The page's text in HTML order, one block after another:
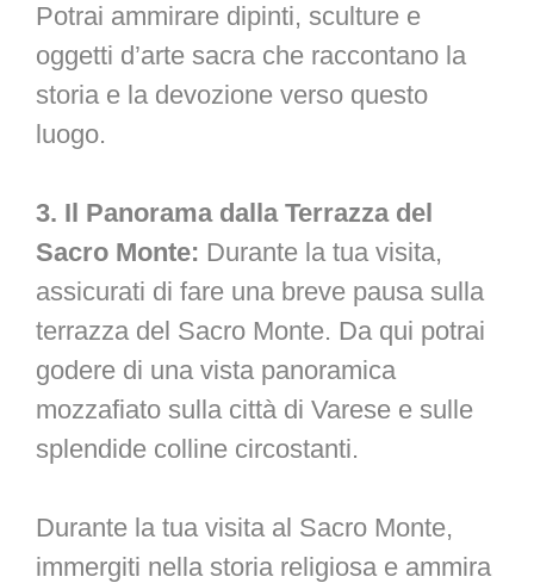
Potrai ammirare dipinti, sculture e
oggetti d’arte sacra che raccontano la
storia e la devozione verso questo
luogo.
3. Il Panorama dalla Terrazza del
Sacro Monte: Durante la tua visita,
assicurati di fare una breve pausa sulla
terrazza del Sacro Monte. Da qui potrai
godere di una vista panoramica
mozzafiato sulla città di Varese e sulle
splendide colline circostanti.
Durante la tua visita al Sacro Monte,
immergiti nella storia religiosa e ammira